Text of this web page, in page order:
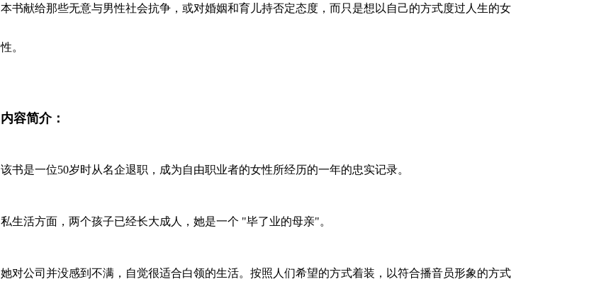
本书献给那些无意与男性社会抗争，或对婚姻和育儿持否定态度，而只是想以自己的方式度过人生的女
性。
内容简介：
该书是一位50岁时从名企退职，成为自由职业者的女性所经历的一年的忠实记录。
私生活方面，两个孩子已经长大成人，她是一个 "毕了业的母亲"。
她对公司并没感到不满，自觉很适合白领的生活。按照人们希望的方式着装，以符合播音员形象的方式